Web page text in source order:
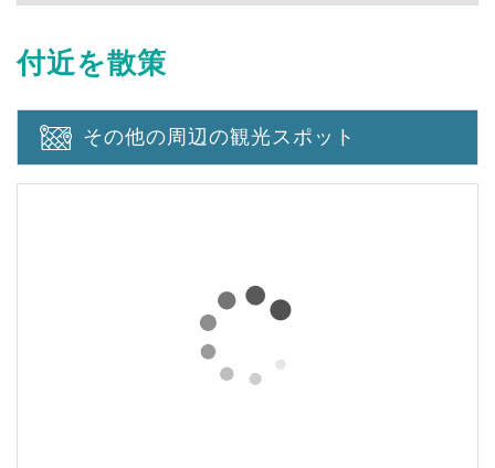
付近を散策
その他の周辺の観光スポット